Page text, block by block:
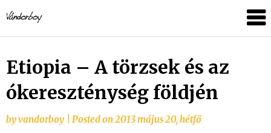
to
content
Etiopia – A törzsek és az
ókereszténység földjén
byvandorboy Posted on2013 május 20, hétfő